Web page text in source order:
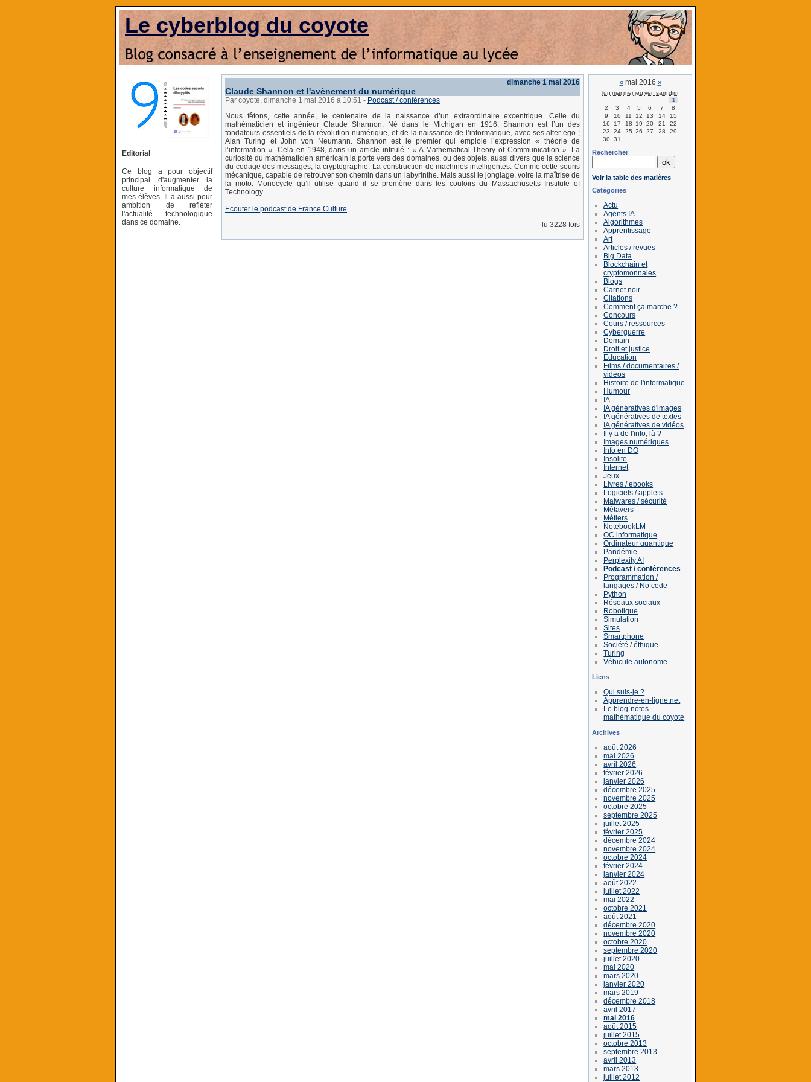
Le cyberblog du coyote
Editorial
Ce blog a pour objectif
principal d'augmenter la
culture informatique de
mes élèves. Il a aussi pour
ambition de refléter
l'actualité technologique
dans ce domaine.
dimanche 1 mai 2016
Claude Shannon et l'avènement du numérique
Par coyote, dimanche 1 mai 2016 à 10:51 - Podcast / conférences
Nous fêtons, cette année, le centenaire de la naissance d’un extraordinaire excentrique. Celle du
mathématicien et ingénieur Claude Shannon. Né dans le Michigan en 1916, Shannon est l’un des
fondateurs essentiels de la révolution numérique, et de la naissance de l’informatique, avec ses alter ego ;
Alan Turing et John von Neumann. Shannon est le premier qui emploie l’expression « théorie de
l’information ». Cela en 1948, dans un article intitulé : « A Mathematical Theory of Communication ». La
curiosité du mathématicien américain la porte vers des domaines, ou des objets, aussi divers que la science
du codage des messages, la cryptographie. La construction de machines intelligentes. Comme cette souris
mécanique, capable de retrouver son chemin dans un labyrinthe. Mais aussi le jonglage, voire la maîtrise de
la moto. Monocycle qu’il utilise quand il se promène dans les couloirs du Massachusetts Institute of
Technology.
Ecouter le podcast de France Culture.
lu 3228 fois
«mai 2016 »
lun marmerjeu ven samdim
1
2 3 4 5 6 7
8
9
10 11 12 13 14
15
16
17 18 19 20 21
22
23
24 25 26 27 28
29
30 31
Rechercher
Voir la table des matières
Catégories
Actu
Agents IA
Algorithmes
Apprentissage
Art
Articles / revues
Big Data
Blockchain et
cryptomonnaies
Blogs
Carnet noir
Citations
Comment ça marche ?
Concours
Cours / ressources
Cyberguerre
Demain
Droit et justice
Education
Films / documentaires /
vidéos
Histoire de l'informatique
Humour
IA
IA génératives d'images
IA génératives de textes
IA génératives de vidéos
Il y a de l'info, là ?
Images numériques
Info en DO
Insolite
Internet
Jeux
Livres / ebooks
Logiciels / applets
Malwares / sécurité
Métavers
Métiers
NotebookLM
OC informatique
Ordinateur quantique
Pandémie
Perplexity AI
Podcast / conférences
Programmation /
langages / No code
Python
Réseaux sociaux
Robotique
Simulation
Sites
Smartphone
Société / éthique
Turing
Véhicule autonome
Liens
Qui suis-je ?
Apprendre-en-ligne.net
Le blog-notes
mathématique du coyote
Archives
août 2026
mai 2026
avril 2026
février 2026
janvier 2026
décembre 2025
novembre 2025
octobre 2025
septembre 2025
juillet 2025
février 2025
décembre 2024
novembre 2024
octobre 2024
février 2024
janvier 2024
août 2022
juillet 2022
mai 2022
octobre 2021
août 2021
décembre 2020
novembre 2020
octobre 2020
septembre 2020
juillet 2020
mai 2020
mars 2020
janvier 2020
mars 2019
décembre 2018
avril 2017
mai 2016
août 2015
juillet 2015
octobre 2013
septembre 2013
avril 2013
mars 2013
juillet 2012